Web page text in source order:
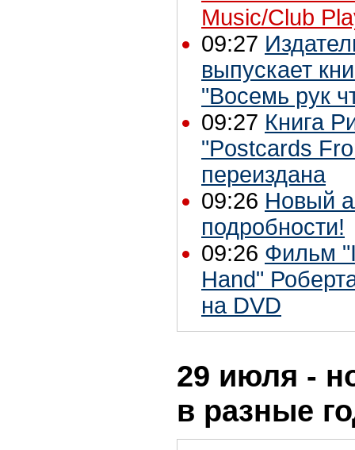
Music/Club
09:27
выпускает
"Восемь рук
09:27 Книга
"Postcards
переиздана
09:26 Новый
подробности!
09:26 Фильм
Hand"
на DVD
29 июля -
в разные